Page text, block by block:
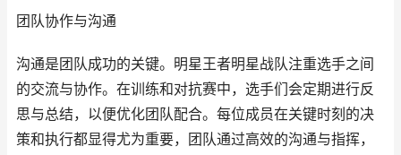
团队协作与沟通
沟通是团队成功的关键。明星王者明星战队注重选手之间
的交流与协作。在训练和对抗赛中，选手们会定期进行反
思与总结，以便优化团队配合。每位成员在关键时刻的决
策和执行都显得尤为重要，团队通过高效的沟通与指挥，